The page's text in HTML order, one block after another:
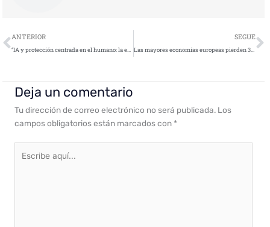
Ant
ANTERIOR
“IA y protección centrada en el humano: la estrategia que marcará el futuro de la ciberseguridad”
SEGUE
Las mayores economías europeas pierden 300.000 millones por ciberataques
Deja un comentario
Tu dirección de correo electrónico no será publicada. Los
campos obligatorios están marcados con *
aquí...